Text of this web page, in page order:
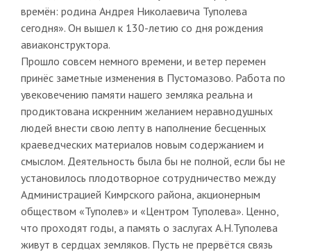
времён: родина Андрея Николаевича Туполева
сегодня». Он вышел к 130-летию со дня рождения
авиаконструктора.
Прошло совсем немного времени, и ветер перемен
принёс заметные изменения в Пустомазово. Работа по
увековечению памяти нашего земляка реальна и
продиктована искренним желанием неравнодушных
людей внести свою лепту в наполнение бесценных
краеведческих материалов новым содержанием и
смыслом. Деятельность была бы не полной, если бы не
установилось плодотворное сотрудничество между
Администрацией Кимрского района, акционерным
обществом «Туполев» и «Центром Туполева». Ценно,
что проходят годы, а память о заслугах А.Н.Туполева
живут в сердцах земляков. Пусть не прервётся связь